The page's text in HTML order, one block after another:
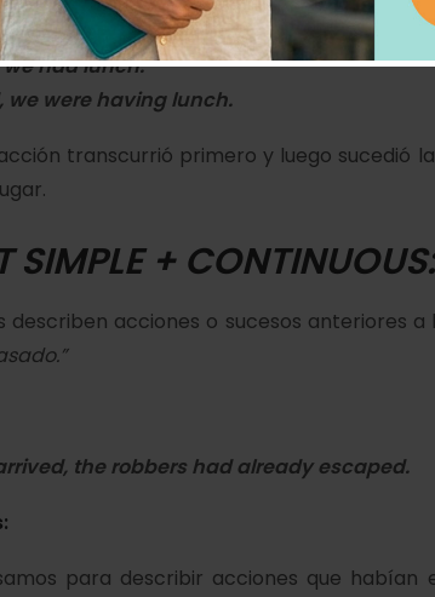
wehadlunch.
, we were havinglunch.
transcurrió primeroy luego sucedió
SIMPLE + CONTINUOUS:
acciones o sucesos anteriores a
, the robbers had already escaped.
para describir acciones que habían